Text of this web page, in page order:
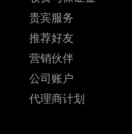
贵宾服务
推荐好友
营销伙伴
公司账户
代理商计划